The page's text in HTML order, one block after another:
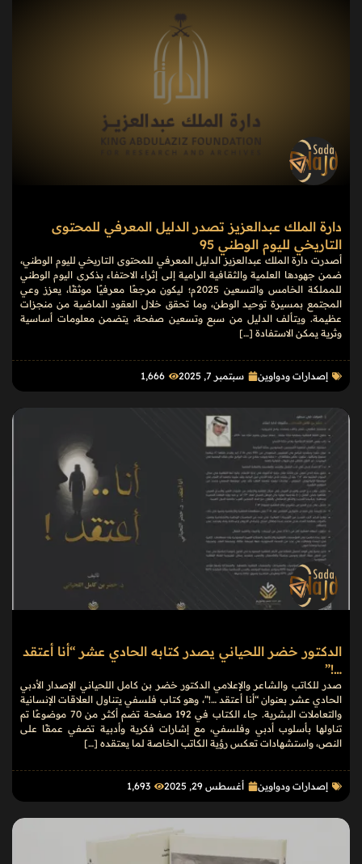
دارة الملك عبدالعزيز تصدر الدليل المعرفي للمحتوى
التاريخي لليوم الوطني 95
أصدرت دارة الملك عبدالعزيز الدليل المعرفي للمحتوى التاريخي لليوم الوطني،
ضمن جهودها العلمية والثقافية الرامية إلى إثراء الاحتفاء بذكرى اليوم الوطني
للمملكة الخامس والتسعين 2025م؛ ليكون مرجعًا معرفيًا موثقًا، يعزز وعي
المجتمع بمسيرة توحيد الوطن، وما تحقق خلال العقود الماضية من منجزات
عظيمة. ويتألف الدليل من سبع وتسعين صفحة، يتضمن معلومات أساسية
وثرية يمكن الاستفادة […]
إصدارات ودواوين سبتمبر 7, 2025 1٬666
الدكتور خضر اللحياني يصدر كتابه الحادي عشر “أنا أعتقد
…!”
صدر للكاتب والشاعر والإعلامي الدكتور خضر بن كامل اللحياني الإصدار الأدبي
الحادي عشر بعنوان “أنا أعتقد …!”، وهو كتاب فلسفي يتناول العلاقات الإنسانية
والتعاملات البشرية. جاء الكتاب في 192 صفحة تضم أكثر من 70 موضوعًا تم
تناولها بأسلوب أدبي وفلسفي، مع إشارات فكرية وأدبية تضفي عمقًا على
النص، واستشهادات تعكس رؤية الكاتب الخاصة لما يعتقده […]
إصدارات ودواوين أغسطس 29, 2025 1٬693